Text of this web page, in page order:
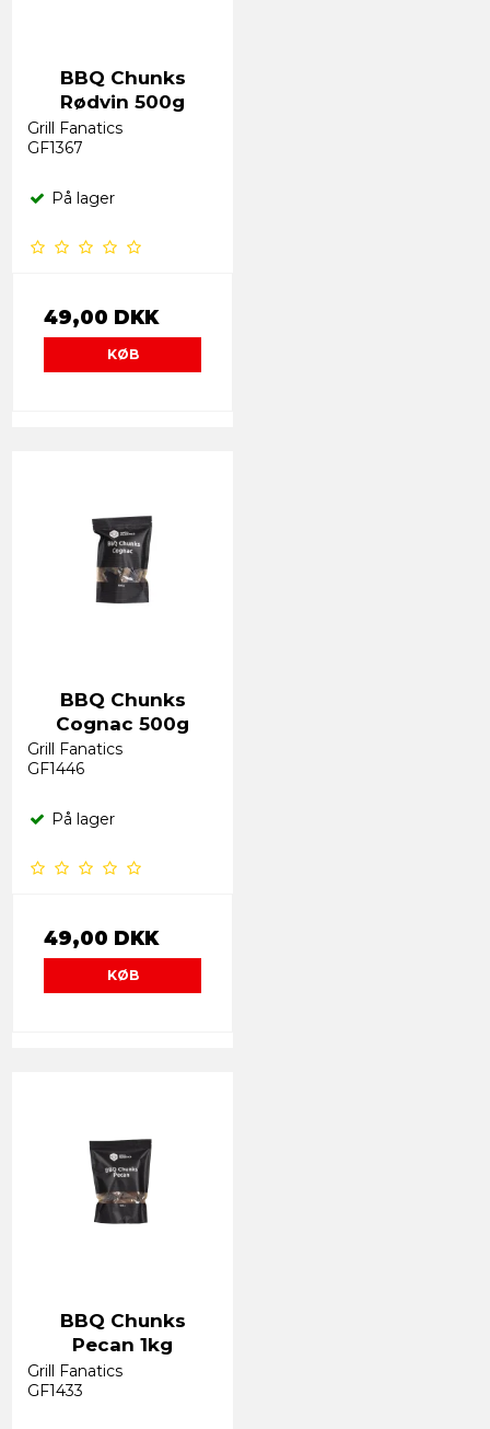
BBQ Chunks
Rødvin 500g
Grill Fanatics
GF1367
På lager
49,00 DKK
KØB
BBQ Chunks
Cognac 500g
Grill Fanatics
GF1446
På lager
49,00 DKK
KØB
BBQ Chunks
Pecan 1kg
Grill Fanatics
GF1433